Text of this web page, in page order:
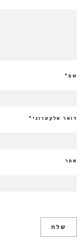
שם*
דואר אלקטרוני *
אתר